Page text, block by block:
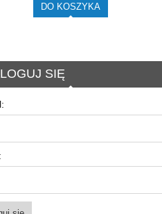
DO KOSZYKA
SIĘ